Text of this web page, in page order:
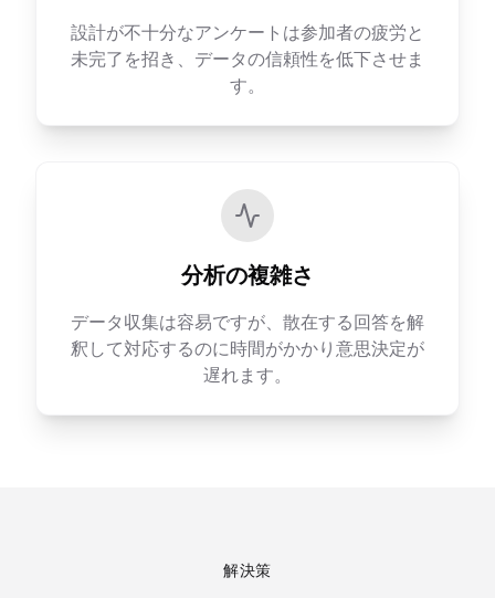
設計が不十分なアンケートは参加者の疲労と
未完了を招き、データの信頼性を低下させま
す。
分析の複雑さ
データ収集は容易ですが、散在する回答を解
釈して対応するのに時間がかかり意思決定が
遅れます。
解決策